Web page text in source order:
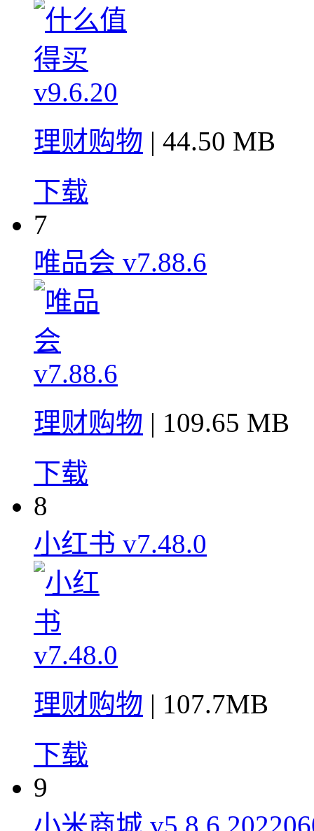
理财购物 | 44.50 MB
下载
7
唯品会 v7.88.6
理财购物 | 109.65 MB
下载
8
小红书 v7.48.0
理财购物 | 107.7MB
下载
9